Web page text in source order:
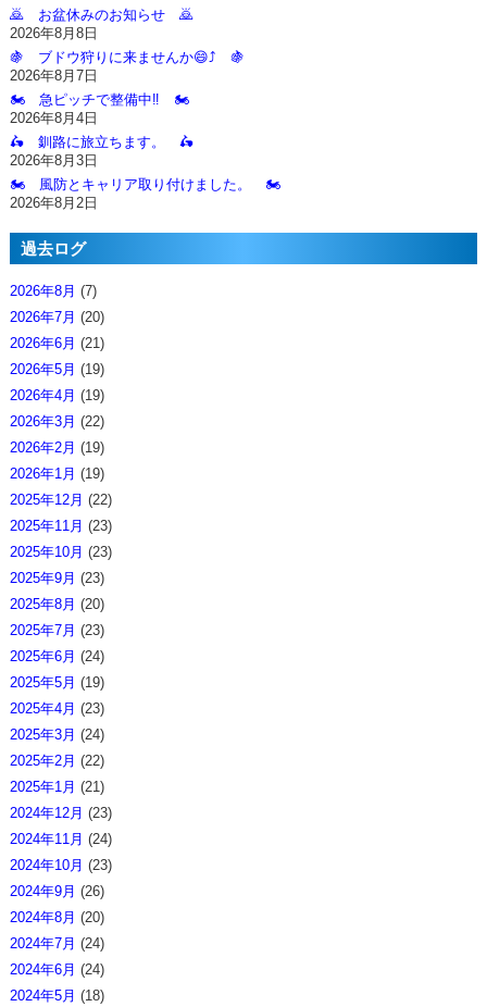
🙇‍ お盆休みのお知らせ 🙇‍
2026年8月8日
🍇 ブドウ狩りに来ませんか😄⤴️ 🍇
2026年8月7日
🏍️ 急ピッチで整備中‼️ 🏍️
2026年8月4日
🛵 釧路に旅立ちます。 🛵
2026年8月3日
🏍️ 風防とキャリア取り付けました。 🏍️
2026年8月2日
過去ログ
2026年8月 (7)
2026年7月 (20)
2026年6月 (21)
2026年5月 (19)
2026年4月 (19)
2026年3月 (22)
2026年2月 (19)
2026年1月 (19)
2025年12月 (22)
2025年11月 (23)
2025年10月 (23)
2025年9月 (23)
2025年8月 (20)
2025年7月 (23)
2025年6月 (24)
2025年5月 (19)
2025年4月 (23)
2025年3月 (24)
2025年2月 (22)
2025年1月 (21)
2024年12月 (23)
2024年11月 (24)
2024年10月 (23)
2024年9月 (26)
2024年8月 (20)
2024年7月 (24)
2024年6月 (24)
2024年5月 (18)